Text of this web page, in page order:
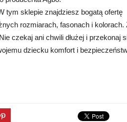
tym sklepie znajdziesz bogatą ofertę
rozmiarach, fasonach i kolorach.
czekaj ani chwili dłużej i przekonaj
dziecku komfort i